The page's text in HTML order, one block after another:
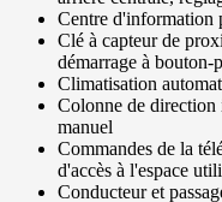
Centre d'information
Clé à capteur de
démarrage à bouton-
Climatisation
Colonne de direction
manuel
Commandes de la
d'accès à l'espace
Conducteur et